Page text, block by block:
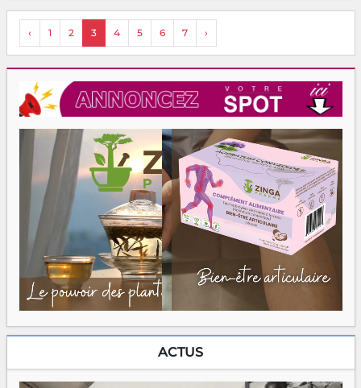
‹ 1 2 3 4 5 6 7 ›
ACTUS